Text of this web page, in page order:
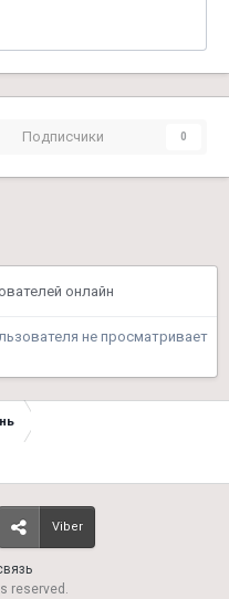
Подписчики 0
онлайн
не просматривает
Viber
reserved.